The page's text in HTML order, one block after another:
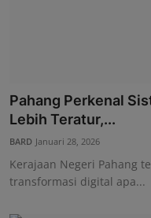
Pahang Perkenal
Lebih Teratur,...
BARD Januari 28, 2026
Kerajaan Negeri Pahang
transformasi digital apa...